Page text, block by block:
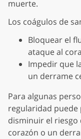
muerte.
Los coágulos de
Bloquear el
ataque al
Impedir que
un derrame
Para algunas
regularidad puede
disminuir el
corazón o un